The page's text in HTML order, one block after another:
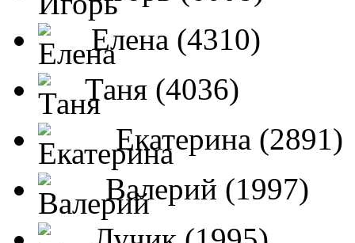
Елена (4310)
Таня (4036)
Екатерина (2891)
Валерий (1997)